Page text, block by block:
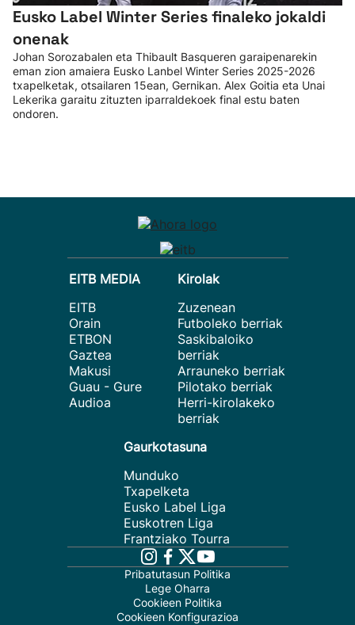
Eusko Label Winter Series finaleko jokaldi
onenak
Johan Sorozabalen eta Thibault Basqueren garaipenarekin
eman zion amaiera Eusko Lanbel Winter Series 2025-2026
txapelketak, otsailaren 15ean, Gernikan. Alex Goitia eta Unai
Lekerika garaitu zituzten iparraldekoek final estu baten
ondoren.
EITB MEDIA
EITB
Orain
ETBON
Gaztea
Makusi
Guau - Gure
Audioa
Kirolak
Zuzenean
Futboleko berriak
Saskibaloiko
berriak
Arrauneko berriak
Pilotako berriak
Herri-kirolakeko
berriak
Gaurkotasuna
Munduko
Txapelketa
Eusko Label Liga
Euskotren Liga
Frantziako Tourra
Pribatutasun Politika
Lege Oharra
Cookieen Politika
Cookieen Konfigurazioa